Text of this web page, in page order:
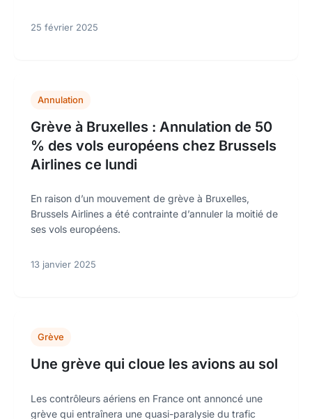
25 février 2025
Annulation
Grève à Bruxelles : Annulation de 50
% des vols européens chez Brussels
Airlines ce lundi
En raison d’un mouvement de grève à Bruxelles,
Brussels Airlines a été contrainte d’annuler la moitié de
ses vols européens.
13 janvier 2025
Grève
Une grève qui cloue les avions au sol
Les contrôleurs aériens en France ont annoncé une
grève qui entraînera une quasi-paralysie du trafic